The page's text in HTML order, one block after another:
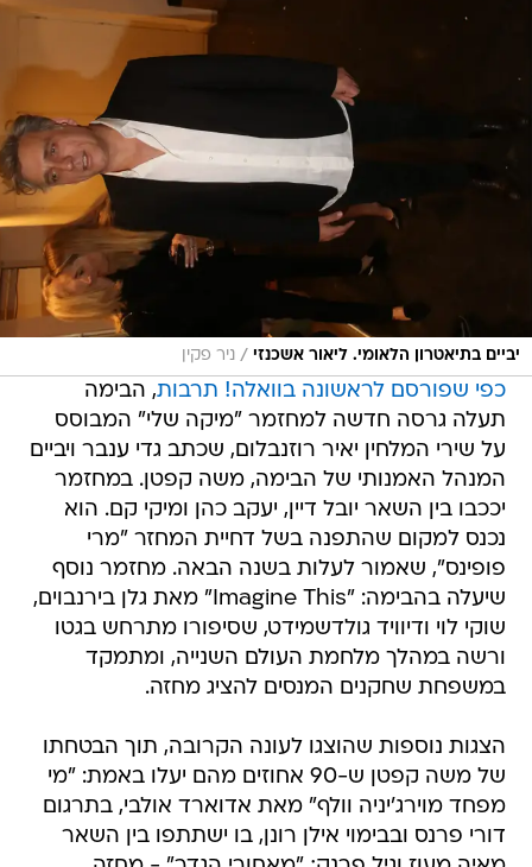
יביים בתיאטרון הלאומי. ליאור אשכנזי / ניר פקין
כפי שפורסם לראשונה בוואלה! תרבות, הבימה
תעלה גרסה חדשה למחזמר "מיקה שלי" המבוסס
על שירי המלחין יאיר רוזנבלום, שכתב גדי ענבר ויביים
המנהל האמנותי של הבימה, משה קפטן. במחזמר
יככבו בין השאר יובל דיין, יעקב כהן ומיקי קם. הוא
נכנס למקום שהתפנה בשל דחיית המחזר "מרי
פופינס", שאמור לעלות בשנה הבאה. מחזמר נוסף
שיעלה בהבימה: "Imagine This" מאת גלן בירנבוים,
שוקי לוי ודיוויד גולדשמידט, שסיפורו מתרחש בגטו
ורשה במהלך מלחמת העולם השנייה, ומתמקד
במשפחת שחקנים המנסים להציג מחזה.
הצגות נוספות שהוצגו לעונה הקרובה, תוך הבטחתו
של משה קפטן ש-90 אחוזים מהם יעלו באמת: "מי
מפחד מוירג'יניה וולף" מאת אדוארד אולבי, בתרגום
דורי פרנס ובבימוי אילן רונן, בו ישתתפו בין השאר